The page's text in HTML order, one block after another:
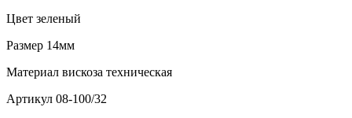
Цвет зеленый
Размер 14мм
Материал вискоза техническая
Артикул 08-100/32